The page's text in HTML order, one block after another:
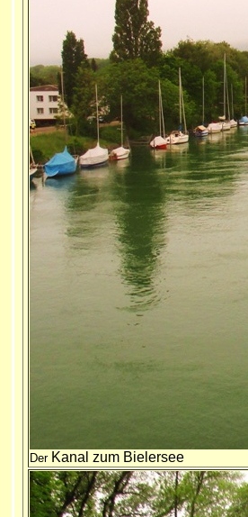
Der Kanal zum Bielersee